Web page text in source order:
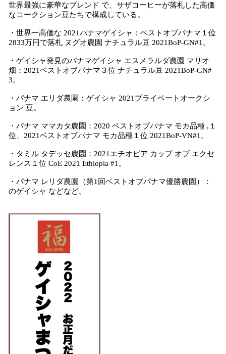
世界最強に豪華なブレンド で、サザコーヒーが落札した高価
なコークション豆たちで構成している。
・世界一高価な 2021パナマゲイシャ：ベストオブパナマ１位
2833万円で落札 ヌグオ農園 ナチュラル豆 2021BoP-GN#1。
・ゲイシャ発見のパナマゲイシャ エスメラルダ農園 マリオ
畑：2021ベストオブパナマ３位 ナチュラル豆 2021BoP-GN#
3。
・パナマ エリダ農園：ゲイシャ 2021プライベートオークシ
ョン 豆。
・パナマ ママカタ農園：2020 ベストオブパナマ モカ品種 ,１
位、2021ベストオブパナマ モカ品種１位 2021BoP-VN#1。
・タミル タデッセ農園：2021エチオピア カップ オブ エクセ
レンス１位 CoE 2021 Ethiopia #1。
・パナマ レリダ農園（第1回ベストオブパナマ優勝農園）：
のゲイシャ などなど。